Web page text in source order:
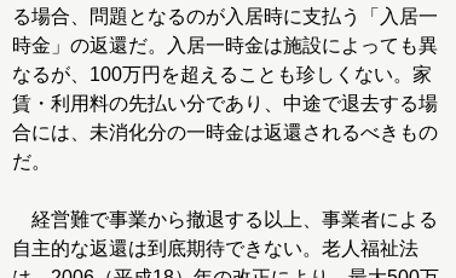
る場合、問題となるのが入居時に支払う「入居一
時金」の返還だ。入居一時金は施設によっても異
なるが、100万円を超えることも珍しくない。家
賃・利用料の先払い分であり、中途で退去する場
合には、未消化分の一時金は返還されるべきもの
だ。
経営難で事業から撤退する以上、事業者による
自主的な返還は到底期待できない。老人福祉法